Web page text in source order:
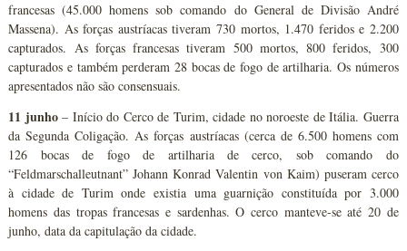
francesas (45.000 homens sob comando do General de Divisão André
Massena). As forças austríacas tiveram 730 mortos, 1.470 feridos e 2.200
capturados. As forças francesas tiveram 500 mortos, 800 feridos, 300
capturados e também perderam 28 bocas de fogo de artilharia. Os números
apresentados não são consensuais.
11 junho– Início do Cerco de Turim, cidade no noroeste de Itália. Guerra
da Segunda Coligação. As forças austríacas (cerca de 6.500 homens com
126 bocas de fogo de artilharia de cerco, sob comando do
“Feldmarschalleutnant” Johann Konrad Valentin von Kaim) puseram cerco
à cidade de Turim onde existia uma guarnição constituída por 3.000
homens das tropas francesas e sardenhas. O cerco manteve-se até 20 de
junho, data da capitulação da cidade.